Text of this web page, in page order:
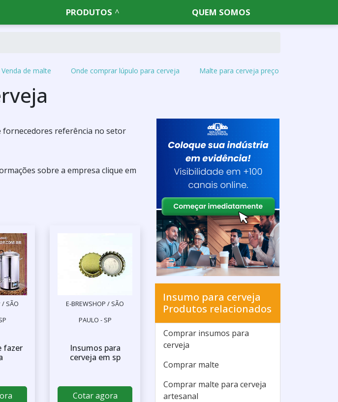
PRODUTOS QUEM SOMOS
Venda de malte Onde comprar lúpulo para cerveja Malte para cerveja preço
fornecedores referência no setor
sobre a empresa clique em
/ SÃO
fazer
E-BREWSHOP / SÃO
PAULO - SP
Insumos para
cerveja em sp
Cotar agora
Insumo para cerveja
Produtos relacionados
Comprar insumos para
cerveja
Comprar malte
Comprar malte para cerveja
artesanal